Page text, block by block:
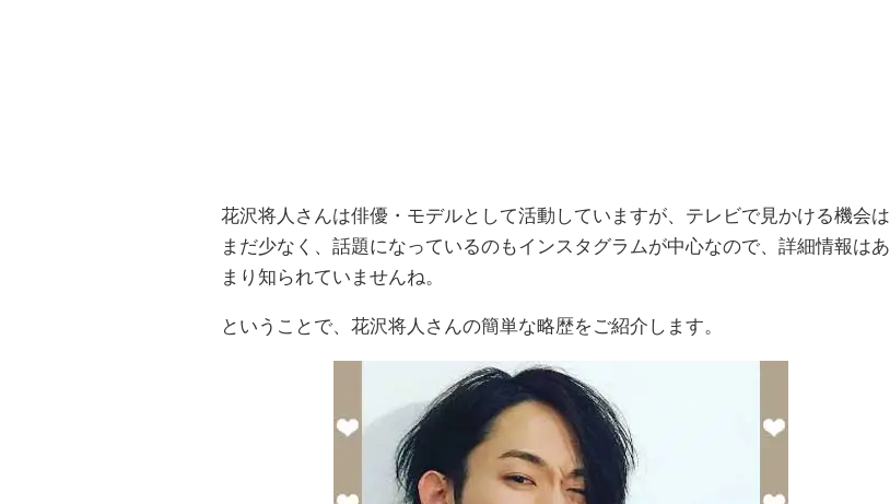
花沢将人さんは俳優・モデルとして活動していますが、テレビで見かける機会は
まだ少なく、話題になっているのもインスタグラムが中心なので、詳細情報はあ
まり知られていませんね。
ということで、花沢将人さんの簡単な略歴をご紹介します。